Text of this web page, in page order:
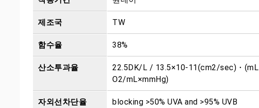
제조국 TW
함수율 38%
산소투과율
22.5DK/L / 13.5×10-11(cm2/sec)・(mL
O2/mL×mmHg)
자외선차단율 blocking >50% UVA and >95% UVB